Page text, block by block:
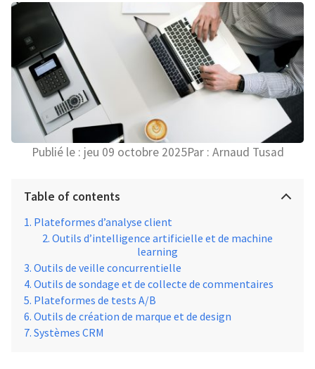
Publié le : jeu 09 octobre 2025Par : Arnaud Tusad
Table of contents
Plateformes d’analyse client
Outils d’intelligence artificielle et de machine
learning
Outils de veille concurrentielle
Outils de sondage et de collecte de commentaires
Plateformes de tests A/B
Outils de création de marque et de design
Systèmes CRM